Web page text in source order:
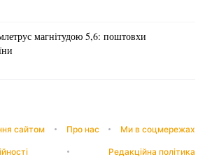
магнітудою 5,6: поштовхи
сайтом Про нас Ми в соцмережах
Редакційна політика